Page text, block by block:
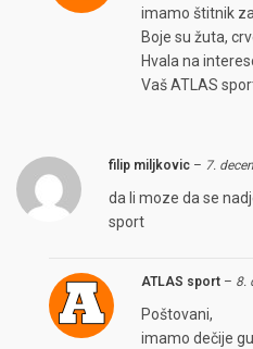
imamo štitnik
Boje su žuta,
Hvala na
Vaš ATLAS
filip miljkovic – 7.
da li moze da se
sport
ATLAS sport – 8.
Poštovani,
imamo dečije